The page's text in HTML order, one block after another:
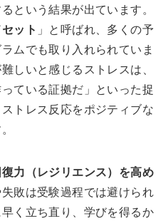
という結果が出ています。
ット 」と呼ばれ、多くの予
ムでも取り入れられていま
しいと感じるストレスは、
ている証拠だ」といった捉
トレス反応をポジティブな
力（レジリエンス）を高め
敗は受験過程では避けられ
く立ち直り、学びを得るか